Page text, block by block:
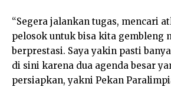
“Segera jalankan tugas, mencari
pelosok untuk bisa kita gembleng
berprestasi. Saya yakin pasti
di sini karena dua agenda besar
persiapkan, yakni Pekan